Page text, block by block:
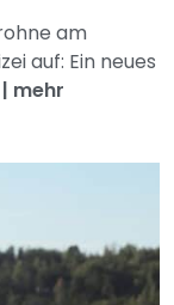
am
auf: Ein neues
| mehr